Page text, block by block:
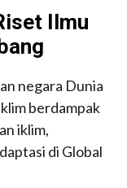
Ilmu
negara Dunia
berdampak
iklim,
di Global